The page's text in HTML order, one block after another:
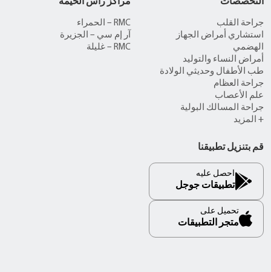
جراحة القلب
استشاري أمراض الجهاز
الهضمي
أمراض النساء والتوليد
طب الأطفال وحديثي الولادة
جراحة العظام
علم الأعصاب
جراحة المسالك البولية
+ المزيد
RMC – الحمراء
آر إم سي – الجزيرة
RMC – غليلة
قم بتنزيل تطبيقنا
احصل عليه
تطبيقات جوجل
تحميل على
متجر التطبيقات